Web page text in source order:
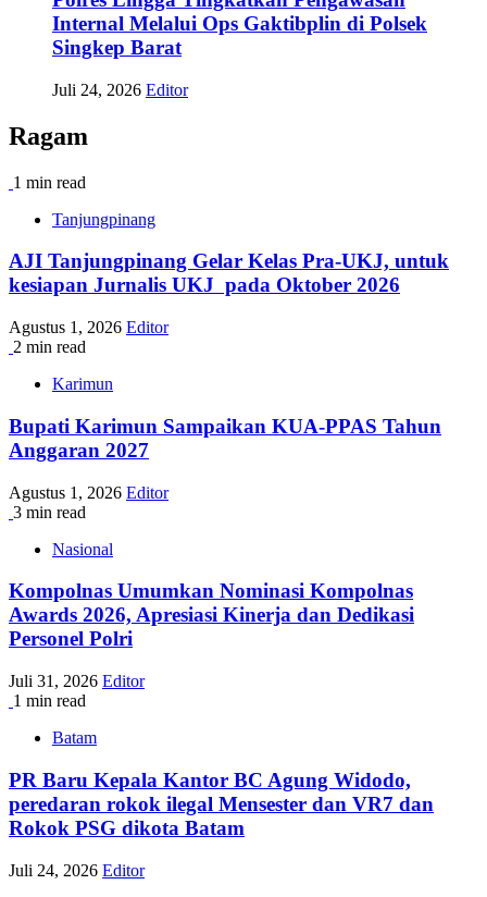
Internal Melalui Ops Gaktibplin di Polsek
Singkep Barat
Juli 24, 2026 Editor
Ragam
1 min read
Tanjungpinang
AJI Tanjungpinang Gelar Kelas Pra-UKJ, untuk
kesiapan Jurnalis UKJ pada Oktober 2026
Agustus 1, 2026 Editor
2 min read
Karimun
Bupati Karimun Sampaikan KUA-PPAS Tahun
Anggaran 2027
Agustus 1, 2026 Editor
3 min read
Nasional
Kompolnas Umumkan Nominasi Kompolnas
Awards 2026, Apresiasi Kinerja dan Dedikasi
Personel Polri
Juli 31, 2026 Editor
1 min read
Batam
PR Baru Kepala Kantor BC Agung Widodo,
peredaran rokok ilegal Mensester dan VR7 dan
Rokok PSG dikota Batam
Juli 24, 2026 Editor